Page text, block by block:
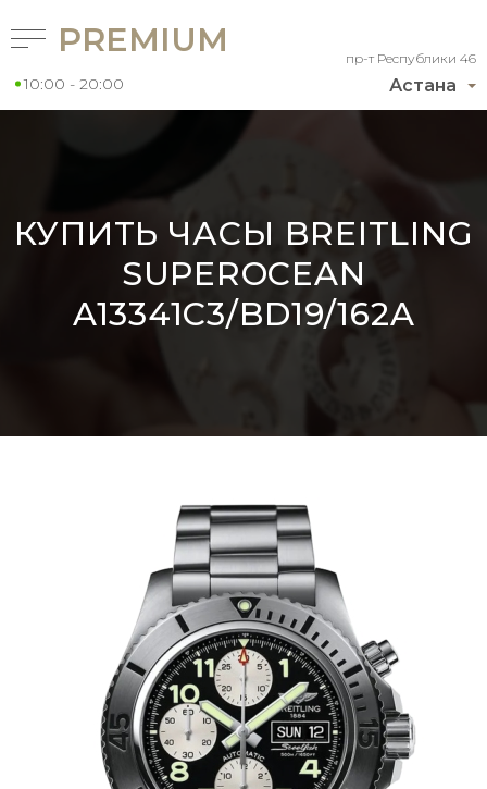
Астана
пр-т Республики 46
PREMIUM
10:00 - 20:00
КУПИТЬ ЧАСЫ BREITLING
SUPEROCEAN
A13341C3/BD19/162A